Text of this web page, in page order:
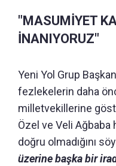
"MASUMİYET
İNANIYORUZ"
Yeni Yol Grup
fezlekelerin daha
milletvekillerine
Özel ve Veli Ağbaba
doğru olmadığını
üzerine başka bir